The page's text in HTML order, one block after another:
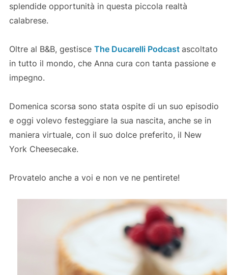
splendide opportunità in questa piccola realtà
calabrese.
Oltre al B&B, gestisce The Ducarelli Podcast ascoltato
in tutto il mondo, che Anna cura con tanta passione e
impegno.
Domenica scorsa sono stata ospite di un suo episodio
e oggi volevo festeggiare la sua nascita, anche se in
maniera virtuale, con il suo dolce preferito, il New
York Cheesecake.
Provatelo anche a voi e non ve ne pentirete!